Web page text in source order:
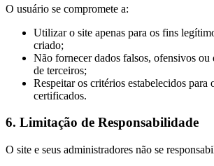
O usuário se compromete a:
Utilizar o site apenas para os fins
criado;
Não fornecer dados falsos, ofensivos
de terceiros;
Respeitar os critérios estabelecidos para
certificados.
6. Limitação de Responsabilidade
O site e seus administradores não se